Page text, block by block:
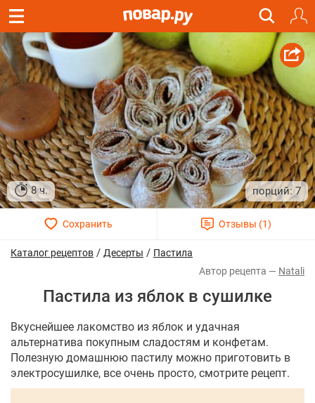
8 ч. 7
Каталог рецептов / Десерты / Пастила
Natali
Пастила из яблок в сушилке
Вкуснейшее лакомство из яблок и удачная
альтернатива покупным сладостям и конфетам.
Полезную домашнюю пастилу можно приготовить в
электросушилке, все очень просто, смотрите рецепт.